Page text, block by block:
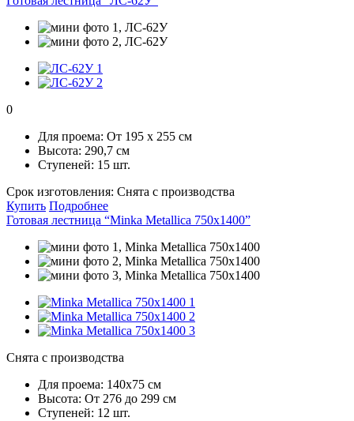
0
Для проема: От 195 х 255 см
Высота: 290,7 см
Ступеней: 15 шт.
Срок изготовления: Снята с производства
Купить Подробнее
Готовая лестница “Minka Metallica 750х1400”
Снята с производства
Для проема: 140x75 см
Высота: От 276 до 299 см
Ступеней: 12 шт.